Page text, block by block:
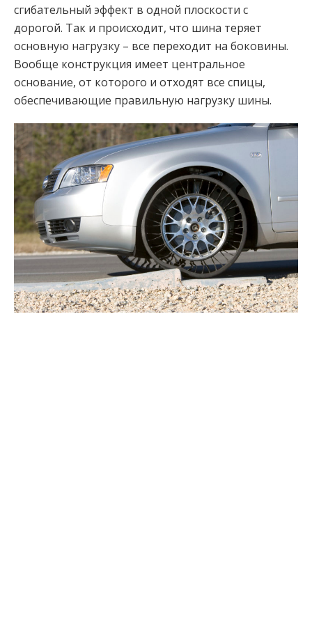
сгибательный эффект в одной плоскости с
дорогой. Так и происходит, что шина теряет
основную нагрузку – все переходит на боковины.
Вообще конструкция имеет центральное
основание, от которого и отходят все спицы,
обеспечивающие правильную нагрузку шины.